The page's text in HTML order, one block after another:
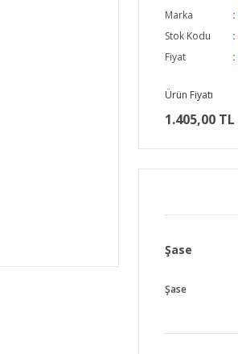
Marka
Stok Kodu
Fiyat
Ürün Fiyatı
1.405,00 TL
Şase
Şase